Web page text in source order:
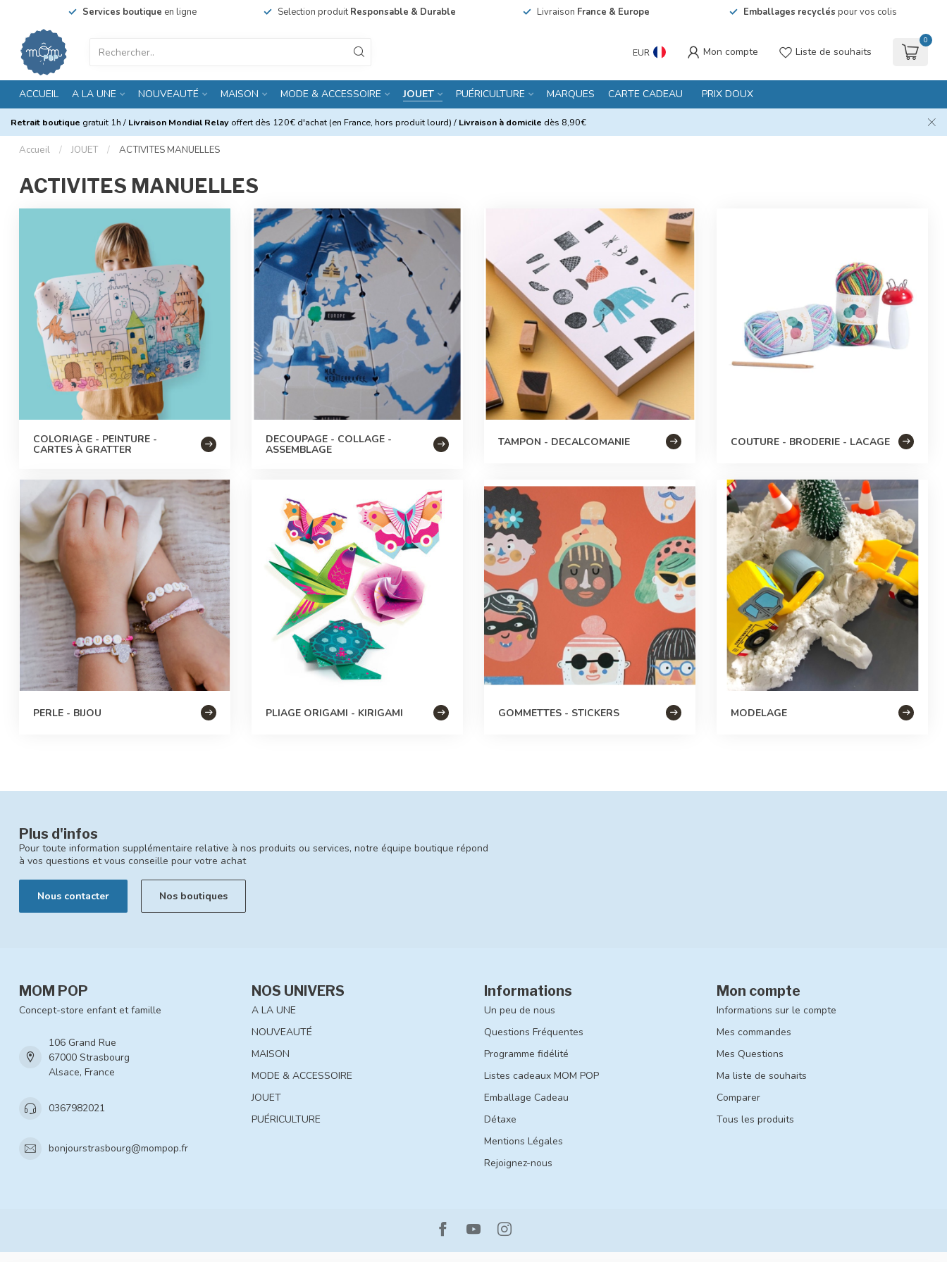
Services boutique en ligne Selection produitResponsable & Durable Livraison France & Europe Emballages recyclés pour vos colis
EUR Mon compte Liste de souhaits
0
ACCUEIL A LA UNE NOUVEAUTÉ MAISON MODE & ACCESSOIRE JOUET PUÉRICULTURE MARQUES CARTE CADEAU PRIX DOUX
Retrait boutique gratuit 1h / Livraison Mondial Relay offert dès 120€ d'achat (en France, hors produit lourd) / Livraison à domicile dès 8,90€
Accueil / JOUET / ACTIVITES MANUELLES
ACTIVITES MANUELLES
COLORIAGE - PEINTURE -
CARTES À GRATTER
DECOUPAGE - COLLAGE -
ASSEMBLAGE
TAMPON - DECALCOMANIE COUTURE - BRODERIE - LACAGE
PERLE - BIJOU PLIAGE ORIGAMI - KIRIGAMI GOMMETTES - STICKERS MODELAGE
Plus d'infos
Pour toute information supplémentaire relative à nos produits ou services, notre équipe boutique répond
à vos questions et vous conseille pour votre achat
Nous contacter Nos boutiques
MOM POP
Concept-store enfant et famille
106 Grand Rue
67000 Strasbourg
Alsace, France
0367982021
bonjourstrasbourg@mompop.fr
NOS UNIVERS
A LA UNE
NOUVEAUTÉ
MAISON
MODE & ACCESSOIRE
JOUET
PUÉRICULTURE
Informations
Un peu de nous
Questions Fréquentes
Programme fidélité
Listes cadeaux MOM POP
Emballage Cadeau
Détaxe
Mentions Légales
Rejoignez-nous
Mon compte
Informations sur le compte
Mes commandes
Mes Questions
Ma liste de souhaits
Comparer
Tous les produits